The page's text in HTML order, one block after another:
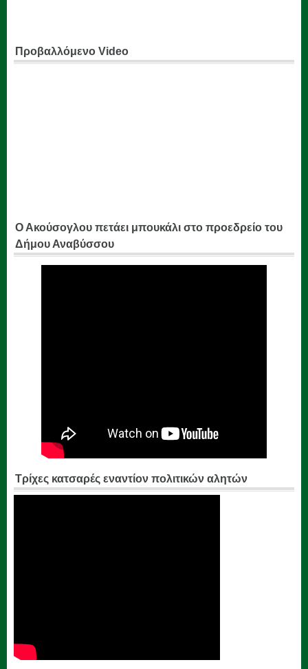
Προβαλλόμενο Video
Ο Ακούσογλου πετάει μπουκάλι στο προεδρείο του
Δήμου Αναβύσσου
Τρίχες κατσαρές εναντίον πολιτικών αλητών